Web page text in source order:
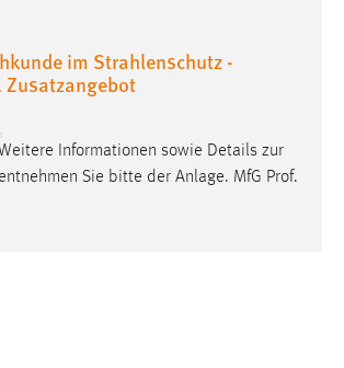
im Strahlenschutz -
Zusatzangebot
Informationen sowie Details zur
Sie bitte der Anlage. MfG Prof.
werden von Drittanbietern
personalisierte Werbung anzuzeigen.
indem sie Besucher über Websites